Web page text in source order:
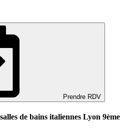
Prendre RDV
de bains italiennes Lyon 9ème